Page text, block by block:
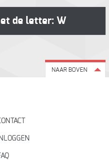
de letter: W
NAAR BOVEN
INLOGGEN